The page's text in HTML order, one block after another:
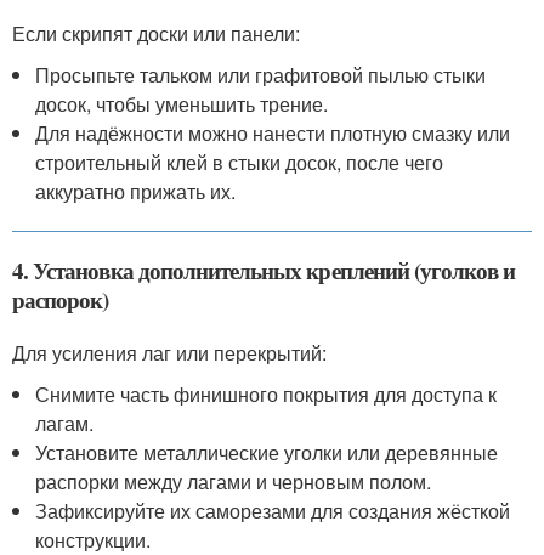
Если скрипят доски или панели:
Просыпьте тальком или графитовой пылью стыки
досок, чтобы уменьшить трение.
Для надёжности можно нанести плотную смазку или
строительный клей в стыки досок, после чего
аккуратно прижать их.
4. Установка дополнительных креплений (уголков и
распорок)
Для усиления лаг или перекрытий:
Снимите часть финишного покрытия для доступа к
лагам.
Установите металлические уголки или деревянные
распорки между лагами и черновым полом.
Зафиксируйте их саморезами для создания жёсткой
конструкции.